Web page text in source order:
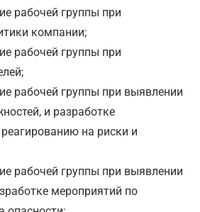
рабочей группы при
компании;
рабочей группы при
рабочей группы при выявлении
и разработке
на риски и
рабочей группы при выявлении
мероприятий по